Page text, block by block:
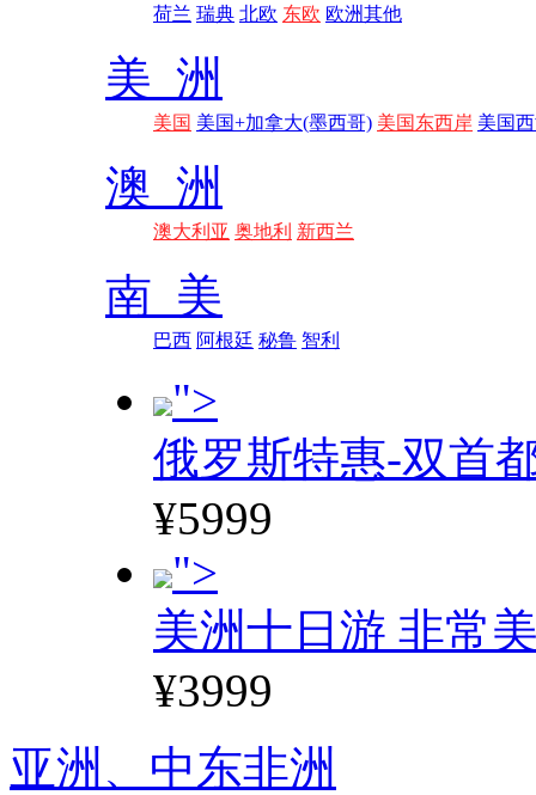
荷兰 瑞典 北欧 东欧 欧洲其他
美 洲
美国 美国+加拿大(墨西哥) 美国东西岸 美国
澳 洲
澳大利亚 奥地利 新西兰
南 美
巴西 阿根廷 秘鲁 智利
">
俄罗斯特惠-双首
¥5999
">
美洲十日游 非常
¥3999
亚洲、 中东非洲